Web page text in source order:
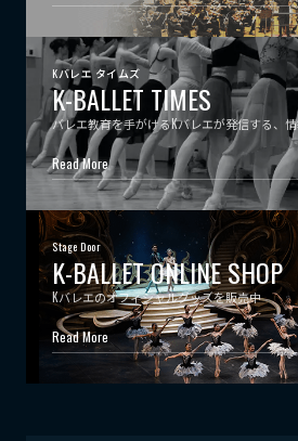
Kバレエ タイムズ
K-BALLET TIMES
バレエ教育を手がけるKバレエが発信する、
Read More
Stage Door
K-BALLET ONLINE SHOP
Kバレエのオフィシャルグッズを販売中
Read More